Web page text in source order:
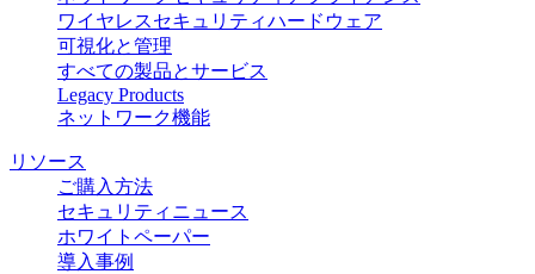
ワイヤレスセキュリティハードウェア
可視化と管理
すべての製品とサービス
Legacy Products
ネットワーク機能
リソース
ご購入方法
セキュリティニュース
ホワイトペーパー
導入事例